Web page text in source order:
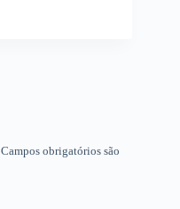
Campos obrigatórios são